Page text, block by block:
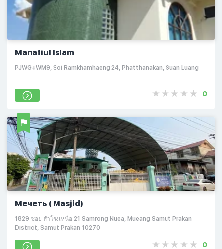
Manafiul Islam
PJWG+WM9, Soi Ramkhamhaeng 24, Phatthanakan, Suan Luang
0
Мечеть ( Masjid)
1829 ซอย สำโรงเหนือ 21 Samrong Nuea, Mueang Samut Prakan
District, Samut Prakan 10270
0